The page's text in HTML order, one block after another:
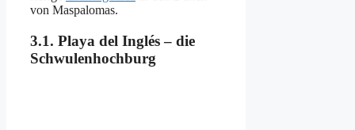
von Maspalomas.
3.1. Playa del Inglés – die
Schwulenhochburg